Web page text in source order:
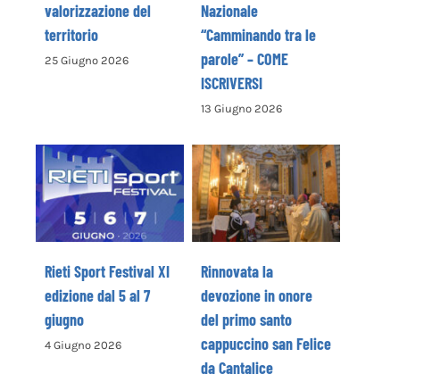
valorizzazione del
territorio
25 Giugno 2026
Nazionale
“Camminando tra le
parole” – COME
ISCRIVERSI
13 Giugno 2026
Rieti Sport
Festival XI
edizione dal 5 al
7 giugno
Rieti Sport Festival XI
edizione dal 5 al 7
giugno
4 Giugno 2026
devozione in
onore del primo
santo
cappuccino san
Felice da
Cantalice
Rinnovata la
devozione in onore
del primo santo
cappuccino san Felice
da Cantalice